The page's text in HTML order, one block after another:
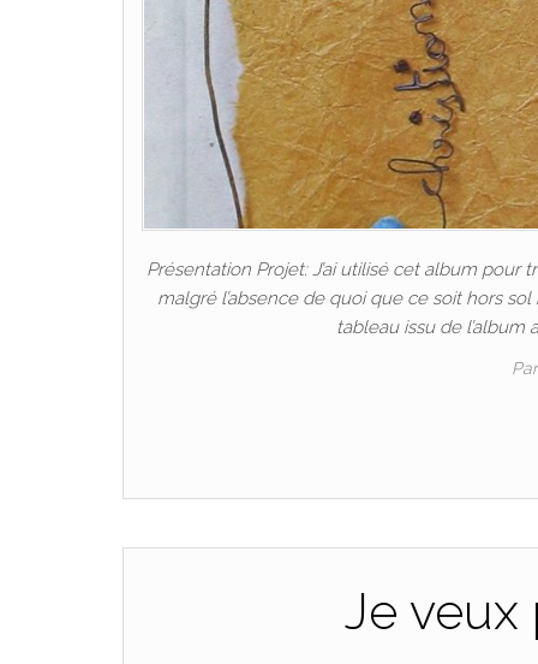
Présentation Projet: J’ai utilisé cet album
malgré l’absence de quoi que ce soit hors
tableau issu de
Je veux